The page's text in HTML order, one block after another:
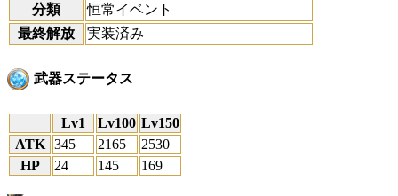
分類
恒常イベント
最終解放
実装済み
武器ステータス
Lv1 Lv100 Lv150
ATK
345 2165
2530
HP
24 145 169